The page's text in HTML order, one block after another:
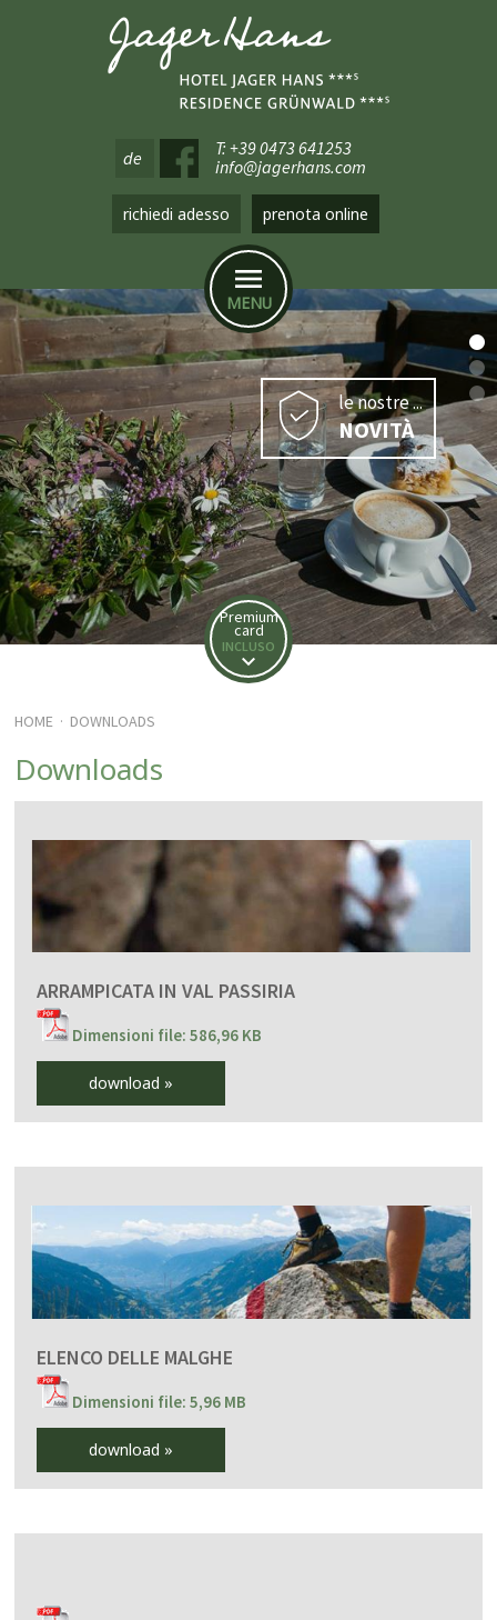
de
T: +39 0473 641253
info@jagerhans.com
richiedi adesso prenota online
MENU
le nostre ...
NOVITÀ
Premium
card
INCLUSO
HOME · DOWNLOADS
Downloads
ARRAMPICATA IN VAL PASSIRIA
Dimensioni file: 586,96 KB
download »
ELENCO DELLE MALGHE
Dimensioni file: 5,96 MB
download »